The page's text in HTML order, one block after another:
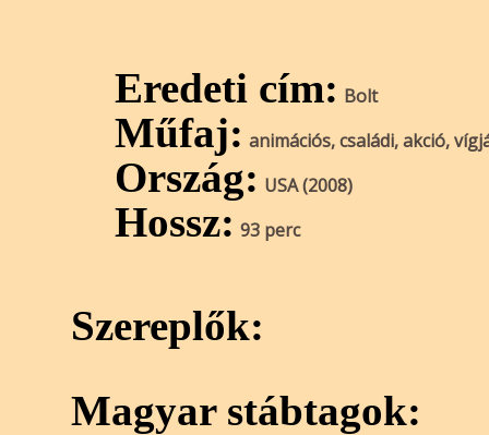
Eredeti cím: Bolt
Műfaj: animációs, családi, akció,
Ország: USA (2008)
Hossz: 93 perc
Szereplők:
Magyar stábtagok: